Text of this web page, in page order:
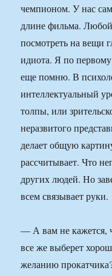
чемпионом. У нас
длине фильма. Любой
посмотреть на вещи
идиота. Я по
еще помню. В
интеллектуальный
толпы, или
неразвитого
делает общую
рассчитывает. Что
других людей. Но
всем связывает руки.
— А вам не кажется,
все же выберет
желанию